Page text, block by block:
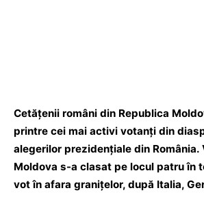
Cetățenii români din Republica
printre cei mai activi votanți din
alegerilor prezidențiale din România.
Moldova s-a clasat pe locul patru în
vot în afara granițelor, după Italia,